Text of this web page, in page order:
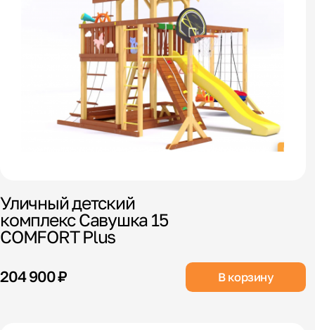
Уличный детский
комплекс Савушка 15
COMFORT Plus
204 900 ₽ В корзину